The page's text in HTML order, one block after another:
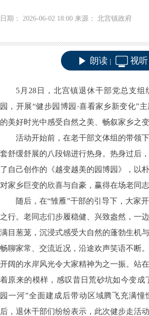
日期： 2026-06-02 18:00 来源： 北宫镇政府
朗读 视听
5月28日，北宫镇退休干部党总支组
园，开展“健步园博园·喜看家乡新变化”
的美好时光中感受自然之美、畅叙家乡之变
活动开始前，在老干部文体组的带领
套舒缓舒展的八段锦进行热身。热身过后
了自己创作的《越变越美的园博园》，以
对家乡巨变的欣喜与自豪，赢得在场老同
随后，在“雏雁”干部的引导下，大家
之行。老同志们步履稳健、兴致盎然，一
满目葱茏，沉浸式感受大自然的蓬勃生机
畅聊家常、交流近况，沿途欢声笑语不断
开阔的水岸风光令大家精神为之一振。站
着原来的模样，感叹昔日荒砂坑如今变成
园一河”全面建成后带动区域腾飞充满憧
后，退休干部们纷纷表示，此次健步走活